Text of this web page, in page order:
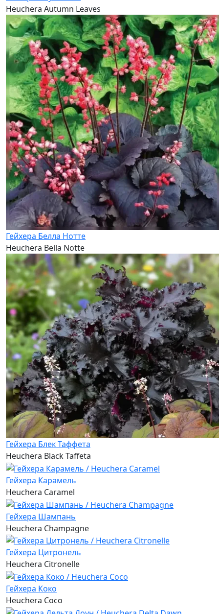
Heuchera Autumn Leaves
Гейхера Белла Нотте
Heuchera Bella Notte
Гейхера Блек Таффета
Heuchera Black Taffeta
Гейхера Карамель
Heuchera Caramel
Гейхера Шампань
Heuchera Champagne
Гейхера Цитронель
Heuchera Citronelle
Гейхера Коко
Heuchera Coco